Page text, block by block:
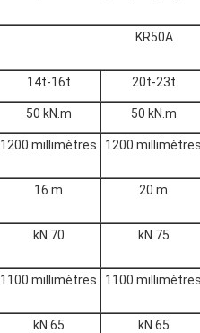
KR50A
14t-16t 20t-23t
50 kN.m 50 kN.m
1200 millimètres 1200 millimètres
16 m 20 m
kN 70 kN 75
1100 millimètres 1100 millimètres
kN 65 kN 65